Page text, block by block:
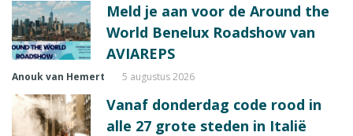
Meld je aan voor de Around the
World Benelux Roadshow van
AVIAREPS
Anouk van Hemert 5 augustus 2026
Vanaf donderdag code rood in
alle 27 grote steden in Italië